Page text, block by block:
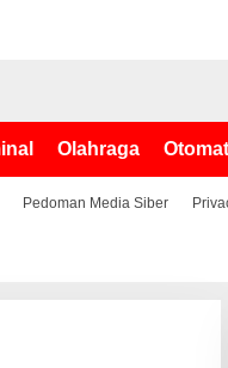
Olahraga
Pedoman Media Siber